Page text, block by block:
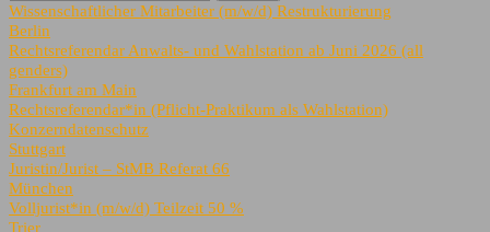
Wissenschaftlicher Mitarbeiter (m/w/d) Restrukturierung
Berlin
Rechtsreferendar Anwalts- und Wahlstation ab Juni 2026 (all
genders)
Frankfurt am Main
Rechtsreferendar*in (Pflicht-Praktikum als Wahlstation)
Konzerndatenschutz
Stuttgart
Juristin/Jurist – StMB Referat 66
München
Volljurist*in (m/w/d) Teilzeit 50 %
Trier